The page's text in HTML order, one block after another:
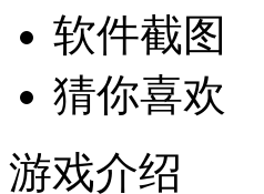
软件截图
猜你喜欢
游戏介绍